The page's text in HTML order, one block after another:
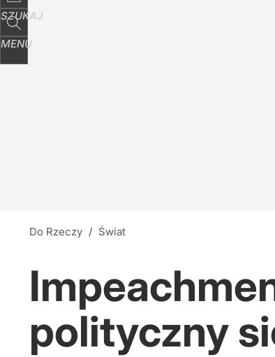
SZUKAJ
MENU
Do Rzeczy / Świat
polityczny